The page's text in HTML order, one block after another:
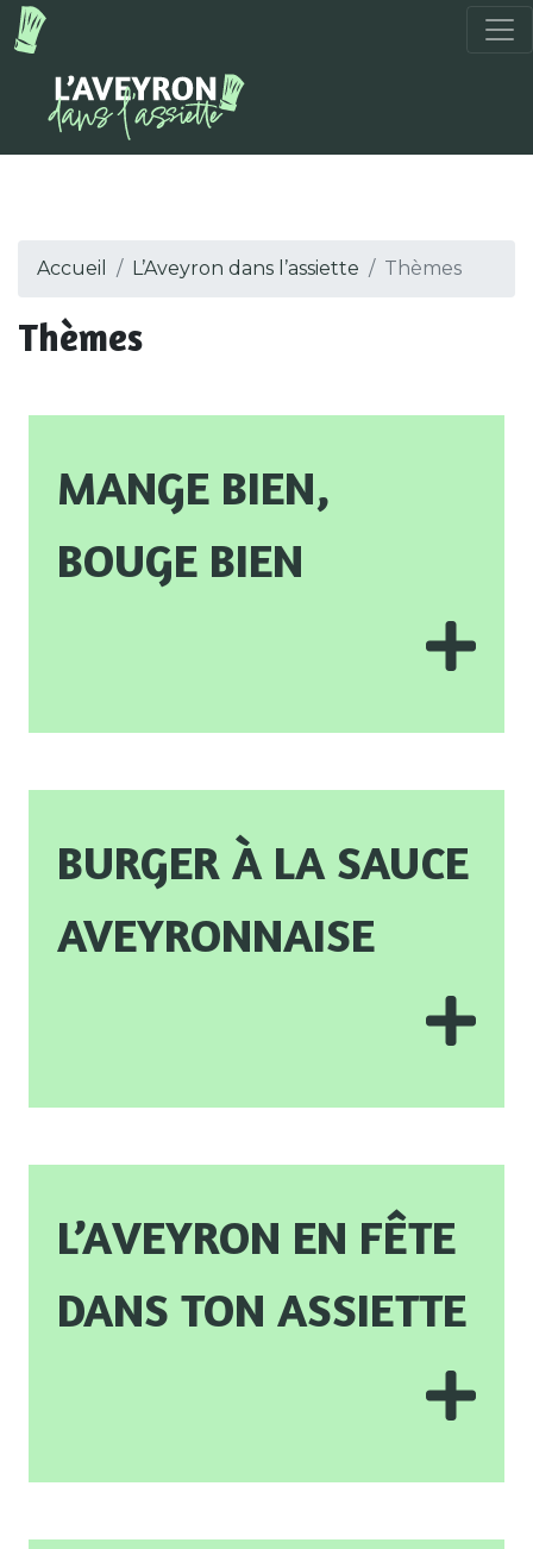
Accueil L’Aveyron dans l’assiette Thèmes
Thèmes
Mange bien,
bouge bien
Burger à la sauce
aveyronnaise
L’Aveyron en fête
dans ton assiette